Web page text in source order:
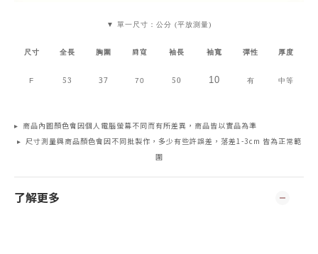
▼ 單一尺寸：公分 (平放測量)
尺寸 全長 胸圍 肩寬 袖長 袖寬 彈性 厚度
F 53 37 70 50 10 有 中等
▸ 商品內圖顏色會因個人電腦螢幕不同而有所差異，商品皆以實品為準
▸ 尺寸測量與商品顏色會因不同批製作，多少有些許誤差，落差1-3cm 皆為正常範
圍
了解更多